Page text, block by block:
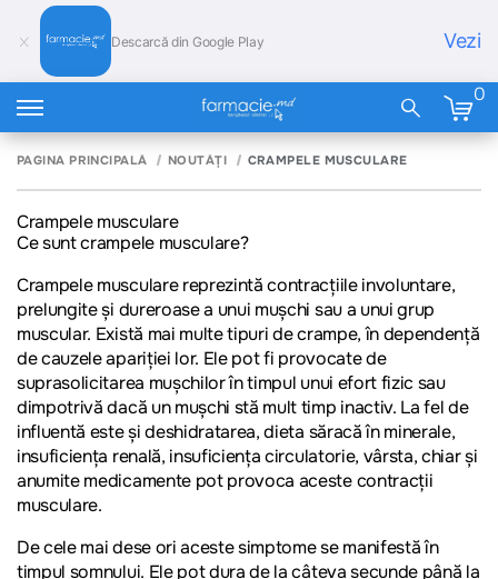
Descarcă din Google Play Vezi
0
PAGINA PRINCIPALĂ NOUTĂȚI CRAMPELE MUSCULARE
Crampele musculare
Ce sunt crampele musculare?
Crampele musculare reprezintă contracțiile involuntare,
prelungite și dureroase a unui mușchi sau a unui grup
muscular. Există mai multe tipuri de crampe, în dependență
de cauzele apariției lor. Ele pot fi provocate de
suprasolicitarea mușchilor în timpul unui efort fizic sau
dimpotrivă dacă un mușchi stă mult timp inactiv. La fel de
influentă este și deshidratarea, dieta săracă în minerale,
insuficienţa renală, insuficienţa circulatorie, vârsta, chiar și
anumite medicamente pot provoca aceste contracții
musculare.
De cele mai dese ori aceste simptome se manifestă în
timpul somnului. Ele pot dura de la câteva secunde până la